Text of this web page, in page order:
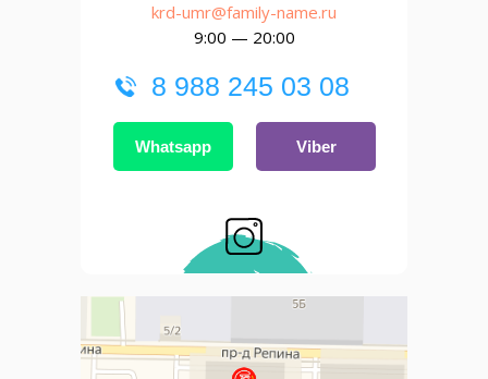
Whatsapp Viber
8 988 245 03 08
krd-umr@family-name.ru
9:00 — 20:00